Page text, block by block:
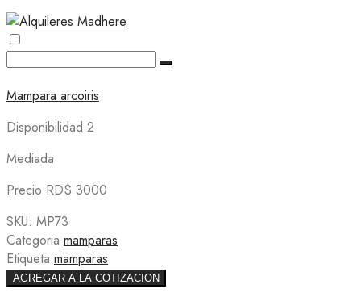
Mampara arcoiris
Disponibilidad 2
Mediada
Precio RD$ 3000
SKU: MP73
Categoria mamparas
Etiqueta mamparas
AGREGAR A LA COTIZACION